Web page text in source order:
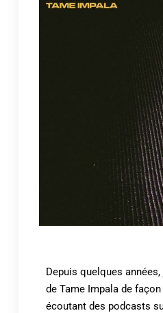
Depuis quelques
de Tame Impala de
écoutant des podcasts